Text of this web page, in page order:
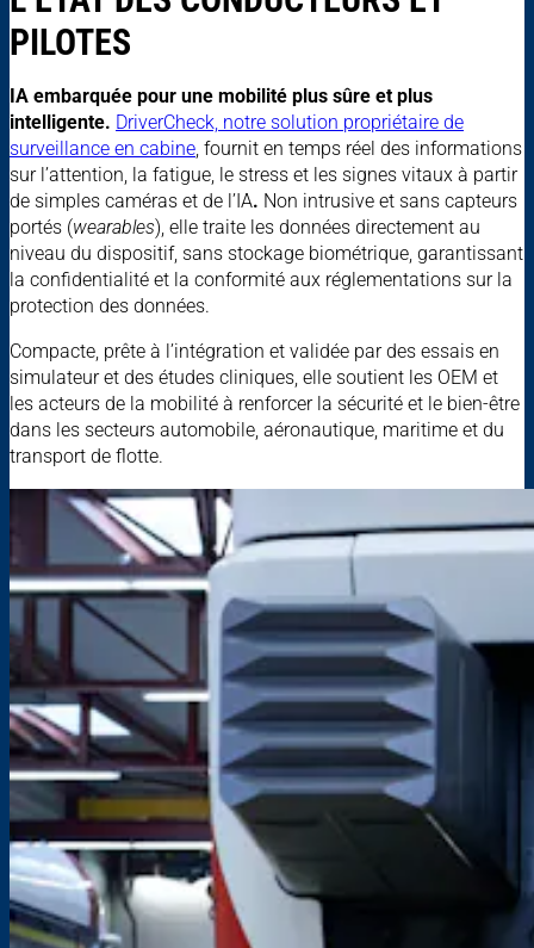
PILOTES
IA embarquée pour une mobilité plus sûre et plus
intelligente. DriverCheck, notre solution propriétaire de
surveillance en cabine , fournit en temps réel des informations
sur l’attention, la fatigue, le stress et les signes vitaux à partir
de simples caméras et de l’IA. Non intrusive et sans capteurs
portés (wearables), elle traite les données directement au
niveau du dispositif, sans stockage biométrique, garantissant
la confidentialité et la conformité aux réglementations sur la
protection des données.
Compacte, prête à l’intégration et validée par des essais en
simulateur et des études cliniques, elle soutient les OEM et
les acteurs de la mobilité à renforcer la sécurité et le bien-être
dans les secteurs automobile, aéronautique, maritime et du
transport de flotte.